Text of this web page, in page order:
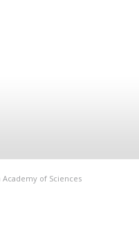
of Sciences